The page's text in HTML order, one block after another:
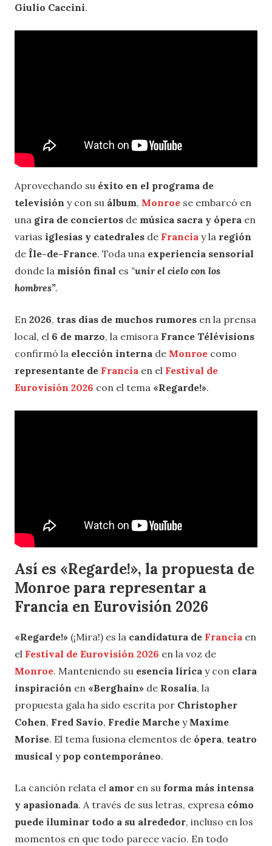
Giulio Caccini.
Aprovechando su éxito en el programa de
televisión y con su álbum, Monroe se embarcó en
una gira de conciertos de música sacra y ópera en
varias iglesias y catedrales de Francia y la región
de Île-de-France. Toda una experiencia sensorial
donde la misión final es “unir el cielo con los
hombres”.
En 2026, tras días de muchos rumores en la prensa
local, el 6 de marzo, la emisora France Télévisions
confirmó la elección interna de Monroe como
representante de Francia en el Festival de
Eurovisión 2026 con el tema «Regarde!».
Así es «Regarde!», la propuesta de
Monroe para representar a
Francia en Eurovisión 2026
«Regarde!» (¡Mira!) es la candidatura de Francia en
el Festival de Eurovisión 2026 en la voz de
Monroe. Manteniendo su esencia lírica y con clara
inspiración en «Berghain» de Rosalía, la
propuesta gala ha sido escrita por Christopher
Cohen, Fred Savio, Fredie Marche y Maxime
Morise. El tema fusiona elementos de ópera, teatro
musical y pop contemporáneo.
La canción relata el amor en su forma más intensa
y apasionada. A través de sus letras, expresa cómo
puede iluminar todo a su alrededor, incluso en los
momentos en que todo parece vacío. En todo